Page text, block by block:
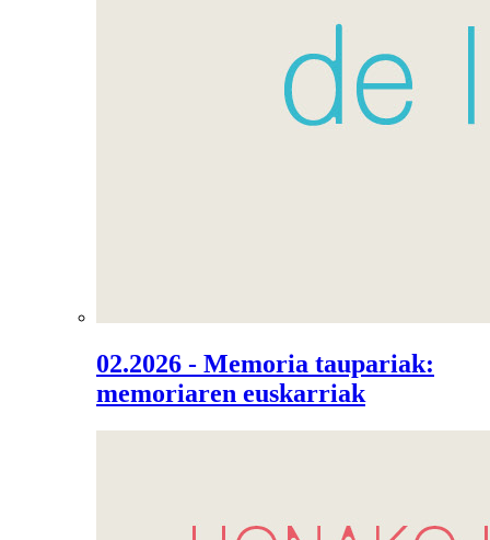
02.2026 - Memoria taupariak:
memoriaren euskarriak